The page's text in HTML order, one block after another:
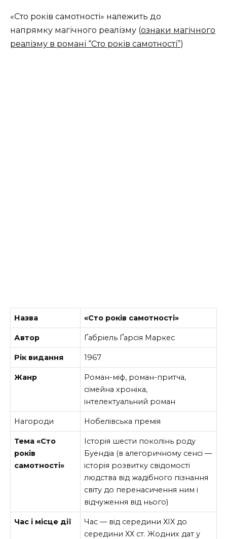
«Сто років самотності» належить до
напрямку магічного реалізму (ознаки магічного
реалізму в романі “Сто років самотності”)
Назва «Сто років самотності»
Автор Ґабріель Ґарсія Маркес
Рік видання 1967
Жанр
Роман-міф, роман-притча,
сімейна хроніка,
інтелектуальний роман
Нагороди Нобелівська премія
Тема «Сто
років
самотності»
Історія шести поколінь роду
Буендіа (в алегоричному сенсі —
історія розвитку свідомості
людства від жадібного пізнання
світу до перенасичення ним і
відчуження від нього)
Час і місце дії
Час — від середини ХІХ до
середини ХХ ст. Жодних дат у